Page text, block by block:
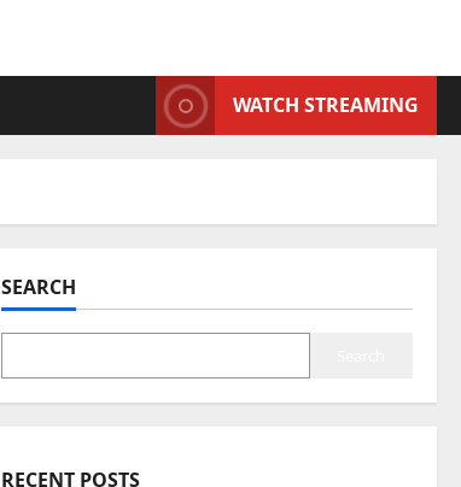
WATCH STREAMING
SEARCH
RECENT POSTS